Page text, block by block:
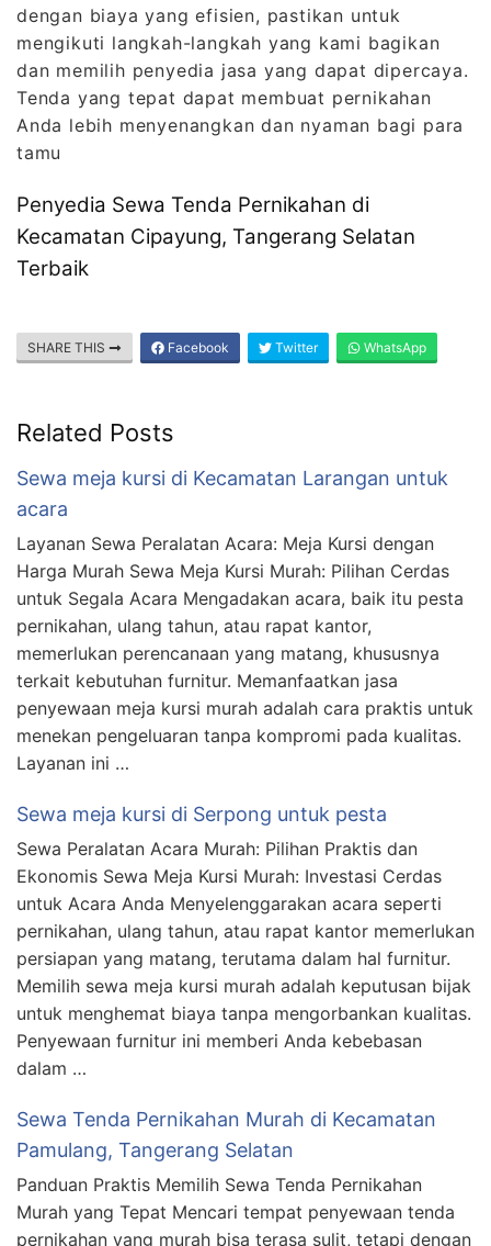
dengan biaya yang efisien, pastikan untuk
mengikuti langkah-langkah yang kami bagikan
dan memilih penyedia jasa yang dapat dipercaya.
Tenda yang tepat dapat membuat pernikahan
Anda lebih menyenangkan dan nyaman bagi para
tamu
Penyedia Sewa Tenda Pernikahan di
Kecamatan Cipayung, Tangerang Selatan
Terbaik
SHARE THIS Facebook Twitter WhatsApp
Related Posts
Sewa meja kursi di Kecamatan Larangan untuk
acara
Layanan Sewa Peralatan Acara: Meja Kursi dengan
Harga Murah Sewa Meja Kursi Murah: Pilihan Cerdas
untuk Segala Acara Mengadakan acara, baik itu pesta
pernikahan, ulang tahun, atau rapat kantor,
memerlukan perencanaan yang matang, khususnya
terkait kebutuhan furnitur. Memanfaatkan jasa
penyewaan meja kursi murah adalah cara praktis untuk
menekan pengeluaran tanpa kompromi pada kualitas.
Layanan ini …
Sewa meja kursi di Serpong untuk pesta
Sewa Peralatan Acara Murah: Pilihan Praktis dan
Ekonomis Sewa Meja Kursi Murah: Investasi Cerdas
untuk Acara Anda Menyelenggarakan acara seperti
pernikahan, ulang tahun, atau rapat kantor memerlukan
persiapan yang matang, terutama dalam hal furnitur.
Memilih sewa meja kursi murah adalah keputusan bijak
untuk menghemat biaya tanpa mengorbankan kualitas.
Penyewaan furnitur ini memberi Anda kebebasan
dalam …
Sewa Tenda Pernikahan Murah di Kecamatan
Pamulang, Tangerang Selatan
Panduan Praktis Memilih Sewa Tenda Pernikahan
Murah yang Tepat Mencari tempat penyewaan tenda
pernikahan yang murah bisa terasa sulit, tetapi dengan